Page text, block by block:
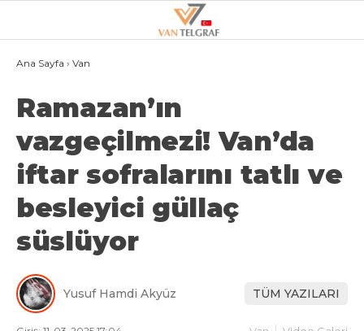
28.5°
GALERİ
VAN
BÖLGE
3.SAYFA
GÜNDEM
EKONOMI
Ana Sayfa › Van
Ramazan’ın
vazgeçilmezi! Van’da
iftar sofralarını tatlı ve
besleyici güllaç
süslüyor
Yusuf Hamdi Akyüz TÜM YAZILARI